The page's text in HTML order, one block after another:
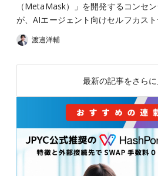
（MetaMask）」を開発するコンセ
が、AIエージェント向けセルフカス
渡邉洋輔
最新の記事をさら